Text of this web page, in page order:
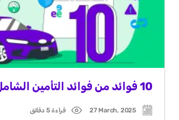
10 فوائد من فوائد التأمين الشامل للسيارات
Post
27 March, 2025
Read
قراءة 5 دقائق